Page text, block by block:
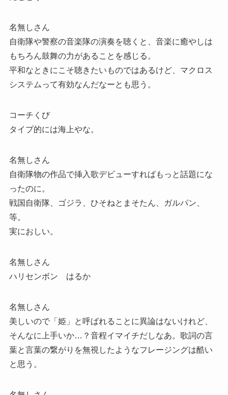
名無しさん
自衛隊や警察の音楽隊の演奏を聴くと、音楽に癒やしは
もちろん鼓舞の力があることを感じる。
平和なときにこそ聴きたいものではあるけど、マクロス
システムって有効なんだなーとも思う。
コーチくび
タイプ的には海上やな。
名無しさん
自衛隊物の作品で挿入歌デビューすればもっと話題にな
ったのに。
戦国自衛隊、ゴジラ、ひそねとまそたん、ガルパン、
等。
実におしい。
名無しさん
ハリセンボン はるか
名無しさん
美しいので「姫」と呼ばれることに異論はないけれど、
そんなに上手いか…？音程イマイチだしなあ。歌詞の言
葉と言葉の繋がりを無視したようなフレージングは酷い
と思う。